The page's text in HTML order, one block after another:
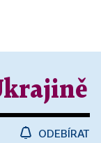
ODEBÍRAT